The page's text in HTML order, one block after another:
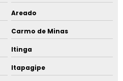
Areado
Carmo de Minas
Itinga
Itapagipe